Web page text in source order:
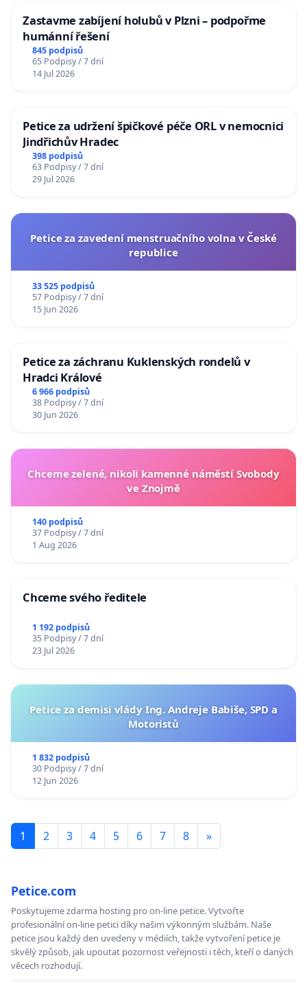
Zastavme zabíjení holubů v Plzni – podpořme
humánní řešení
845 podpisů
65 Podpisy / 7 dní
14 Jul 2026
Petice za udržení špičkové péče ORL v nemocnici
Jindřichův Hradec
398 podpisů
63 Podpisy / 7 dní
29 Jul 2026
Petice za zavedení menstruačního volna v České
republice
33 525 podpisů
57 Podpisy / 7 dní
15 Jun 2026
Petice za záchranu Kuklenských rondelů v
Hradci Králové
6 966 podpisů
38 Podpisy / 7 dní
30 Jun 2026
Chceme zelené, nikoli kamenné náměstí Svobody
ve Znojmě
140 podpisů
37 Podpisy / 7 dní
1 Aug 2026
Chceme svého ředitele
1 192 podpisů
35 Podpisy / 7 dní
23 Jul 2026
Petice za demisi vlády Ing. Andreje Babiše, SPD a
Motoristů
1 832 podpisů
30 Podpisy / 7 dní
12 Jun 2026
1 2 3 4 5 6 7 8 »
Petice.com
Poskytujeme zdarma hosting pro on-line petice. Vytvořte
profesionální on-line petici díky našim výkonným službám. Naše
petice jsou každý den uvedeny v médiích, takže vytvoření petice je
skvělý způsob, jak upoutat pozornost veřejnosti i těch, kteří o daných
věcech rozhodují.